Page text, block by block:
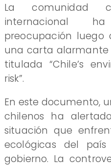
La comunidad
internacional
preocupación
una carta alarmante
titulada “Chile’s
risk”.
En este documento,
chilenos ha
situación que
ecológicas del
gobierno. La